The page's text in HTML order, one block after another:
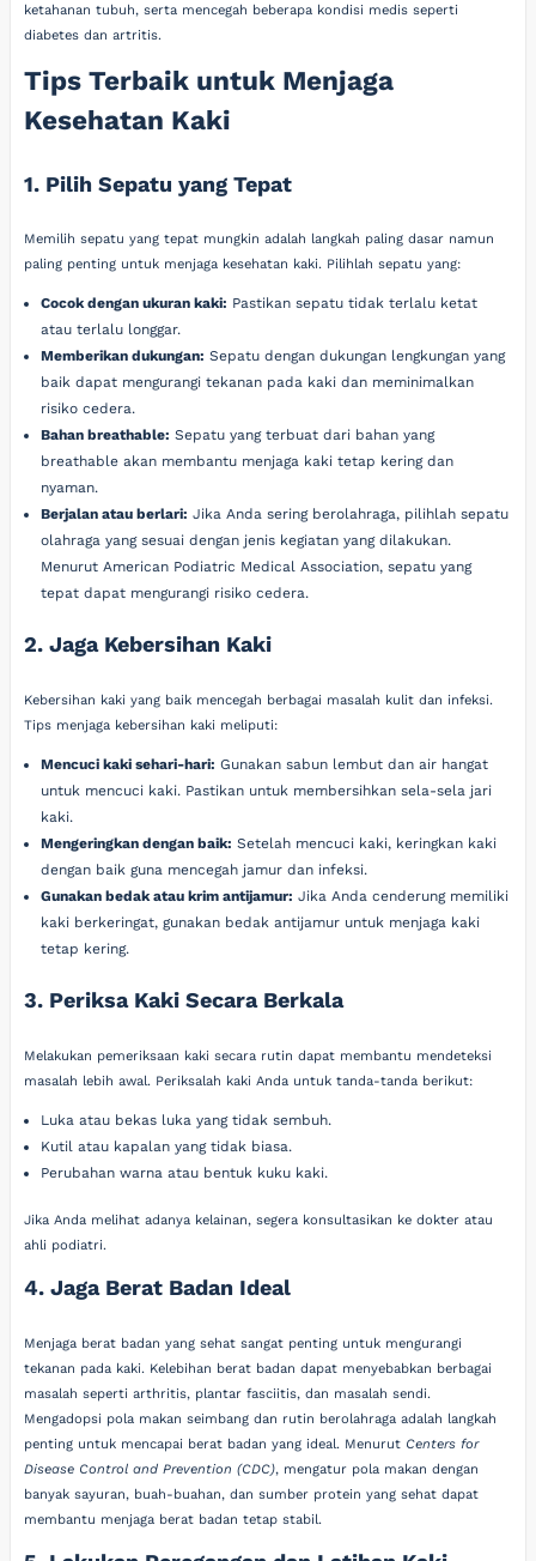
ketahanan tubuh, serta mencegah beberapa kondisi medis seperti
diabetes dan artritis.
Tips Terbaik untuk Menjaga
Kesehatan Kaki
1. Pilih Sepatu yang Tepat
Memilih sepatu yang tepat mungkin adalah langkah paling dasar namun
paling penting untuk menjaga kesehatan kaki. Pilihlah sepatu yang:
Cocok dengan ukuran kaki: Pastikan sepatu tidak terlalu ketat
atau terlalu longgar.
Memberikan dukungan: Sepatu dengan dukungan lengkungan yang
baik dapat mengurangi tekanan pada kaki dan meminimalkan
risiko cedera.
Bahan breathable: Sepatu yang terbuat dari bahan yang
breathable akan membantu menjaga kaki tetap kering dan
nyaman.
Berjalan atau berlari: Jika Anda sering berolahraga, pilihlah sepatu
olahraga yang sesuai dengan jenis kegiatan yang dilakukan.
Menurut American Podiatric Medical Association, sepatu yang
tepat dapat mengurangi risiko cedera.
2. Jaga Kebersihan Kaki
Kebersihan kaki yang baik mencegah berbagai masalah kulit dan infeksi.
Tips menjaga kebersihan kaki meliputi:
Mencuci kaki sehari-hari: Gunakan sabun lembut dan air hangat
untuk mencuci kaki. Pastikan untuk membersihkan sela-sela jari
kaki.
Mengeringkan dengan baik: Setelah mencuci kaki, keringkan kaki
dengan baik guna mencegah jamur dan infeksi.
Gunakan bedak atau krim antijamur: Jika Anda cenderung memiliki
kaki berkeringat, gunakan bedak antijamur untuk menjaga kaki
tetap kering.
3. Periksa Kaki Secara Berkala
Melakukan pemeriksaan kaki secara rutin dapat membantu mendeteksi
masalah lebih awal. Periksalah kaki Anda untuk tanda-tanda berikut:
Luka atau bekas luka yang tidak sembuh.
Kutil atau kapalan yang tidak biasa.
Perubahan warna atau bentuk kuku kaki.
Jika Anda melihat adanya kelainan, segera konsultasikan ke dokter atau
ahli podiatri.
4. Jaga Berat Badan Ideal
Menjaga berat badan yang sehat sangat penting untuk mengurangi
tekanan pada kaki. Kelebihan berat badan dapat menyebabkan berbagai
masalah seperti arthritis, plantar fasciitis, dan masalah sendi.
Mengadopsi pola makan seimbang dan rutin berolahraga adalah langkah
penting untuk mencapai berat badan yang ideal. Menurut Centers for
Disease Control and Prevention (CDC), mengatur pola makan dengan
banyak sayuran, buah-buahan, dan sumber protein yang sehat dapat
membantu menjaga berat badan tetap stabil.